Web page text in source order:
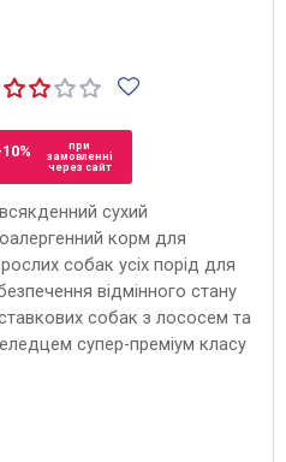
при
замовленні
через сайт
сухий
корм для
собак усіх порід для
відмінного стану
собак з лососем та
супер-преміум класу